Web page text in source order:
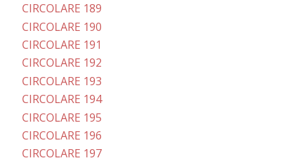
CIRCOLARE 189
CIRCOLARE 190
CIRCOLARE 191
CIRCOLARE 192
CIRCOLARE 193
CIRCOLARE 194
CIRCOLARE 195
CIRCOLARE 196
CIRCOLARE 197